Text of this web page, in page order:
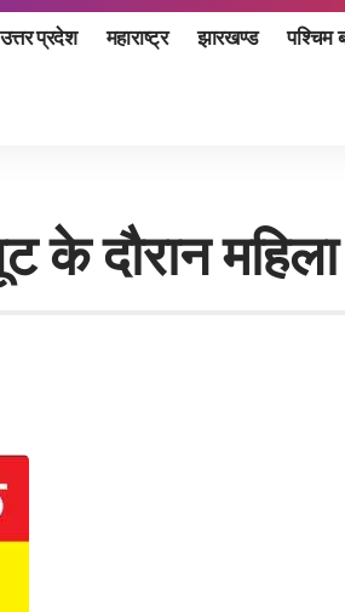
उत्तर प्रदेश महाराष्ट्र झारखण्ड पश्चिम
महिला